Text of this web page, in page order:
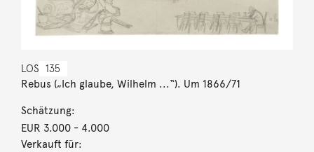
LOS 135
Rebus („Ich glaube, Wilhelm ...“). Um 1866/71
Schätzung:
EUR 3.000- 4.000
Verkauft für: